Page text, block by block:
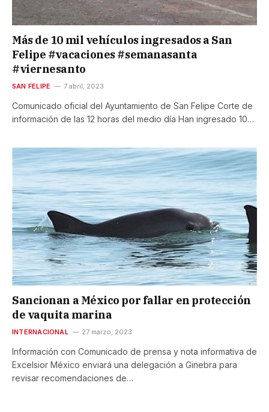
Más de 10 mil vehículos ingresados a San
Felipe #vacaciones #semanasanta
#viernesanto
SAN FELIPE 7 abril, 2023
Comunicado oficial del Ayuntamiento de San Felipe Corte de
información de las 12 horas del medio día Han ingresado 10…
Sancionan a México por fallar en protección
de vaquita marina
INTERNACIONAL 27 marzo, 2023
Información con Comunicado de prensa y nota informativa de
Excelsior México enviará una delegación a Ginebra para
revisar recomendaciones de…